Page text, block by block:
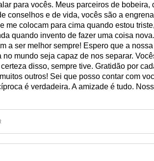
para vocês. Meus parceiros de bobeira,
conselhos e de vida, vocês são a
me colocam para cima quando estou
quando invento de fazer uma coisa
a ser melhor sempre! Espero que a
no mundo seja capaz de nos separar.
disso, sempre tive. Gratidão por
outros! Sei que posso contar com
é verdadeira. A amizade é tudo.